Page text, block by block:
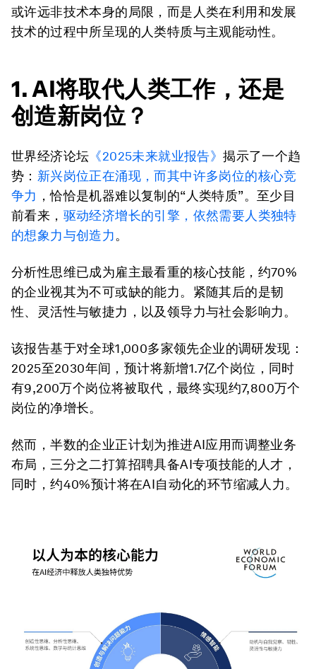
或许远非技术本身的局限，而是人类在利用和发展
技术的过程中所呈现的人类特质与主观能动性。
1. AI将取代人类工作，还是
创造新岗位？
世界经济论坛 《2025未来就业报告》揭示了一个趋
势： 新兴岗位正在涌现，而其中许多岗位的核心竞
争力 ，恰恰是机器难以复制的“人类特质”。至少目
前看来， 驱动经济增长的引擎，依然需要人类独特
的想象力与创造力。
分析性思维已成为雇主最看重的核心技能，约70%
的企业视其为不可或缺的能力。紧随其后的是韧
性、灵活性与敏捷力，以及领导力与社会影响力。
该报告基于对全球1,000多家领先企业的调研发现：
2025至2030年间，预计将新增1.7亿个岗位，同时
有9,200万个岗位将被取代，最终实现约7,800万个
岗位的净增长。
然而，半数的企业正计划为推进AI应用而调整业务
布局，三分之二打算招聘具备AI专项技能的人才，
同时，约40%预计将在AI自动化的环节缩减人力。